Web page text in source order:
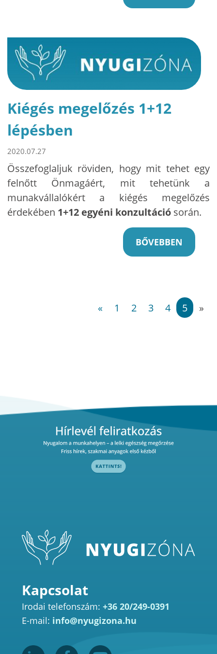
Kiégés megelőzés 1+12
lépésben
2020.07.27
Összefoglaljuk röviden, hogy mit tehet egy
felnőtt Önmagáért, mit tehetünk a
munakvállalókért a kiégés megelőzés
érdekében 1+12 egyéni konzultáció során.
BŐVEBBEN
« 1 2 3 4 5 »
Kapcsolat
Irodai telefonszám: +36 20/249-0391
E-mail: info@nyugizona.hu